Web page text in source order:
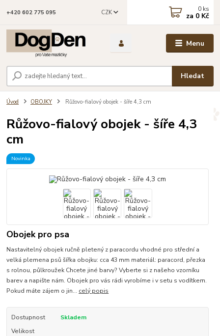
Menu
CZK
Hledat
+420 602 775 095 0 ks
za 0 Kč
Úvod OBOJKY Růžovo-fialový obojek - šíře 4,3 cm
Růžovo-fialový obojek - šíře 4,3
cm
Novinka
Obojek pro psa
Nastavitelný obojek ručně pletený z paracordu vhodné pro střední a
velká plemena psů šířka obojku: cca 43 mm materiál: paracord, přezka
s rolnou, půlkroužek Chcete jiné barvy? Vyberte si z našeho vzorníku
barev a napište nám. Obojek pro vás rádi vyrobíme i v setu s vodítkem.
Pokud máte zájem o jin... celý popis
Dostupnost
Skladem
Velikost